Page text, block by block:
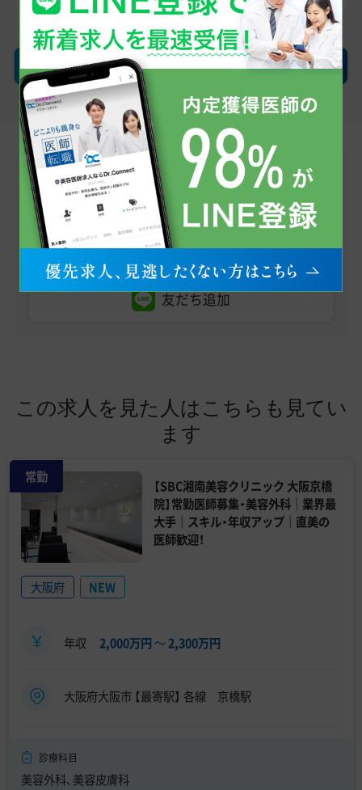
確認画面へ
LINEで無料転職相談
医師求人情報のお問い合わせから、転職への不安・
疑問点まで、お気軽にご相談ください。
まずはお友だち登録から！
友だち追加
この求人を見た人はこちらも見てい
ます
常勤
【SBC湘南美容クリニック 大阪京橋
院】常勤医師募集・美容外科｜業界最
大手｜スキル・年収アップ｜直美の
医師歓迎！
大阪府 NEW
年収 2,000万円 〜2,300万円
大阪府大阪市 【最寄駅】 各線 京橋駅
診療科目
美容外科、美容皮膚科